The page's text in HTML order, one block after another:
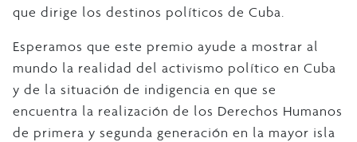
que dirige los destinos políticos de Cuba.
Esperamos que este premio ayude a mostrar al
mundo la realidad del activismo político en Cuba
y de la situación de indigencia en que se
encuentra la realización de los Derechos Humanos
de primera y segunda generación en la mayor isla